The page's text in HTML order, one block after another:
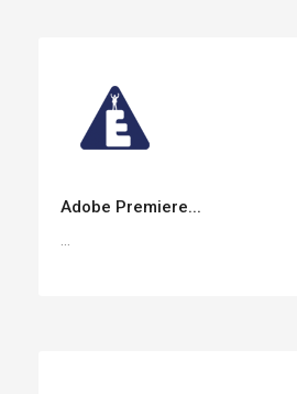
Adobe Premiere...
...